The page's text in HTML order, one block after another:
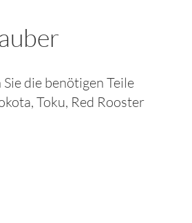
Sie die benötigen Teile
Toku, Red Rooster